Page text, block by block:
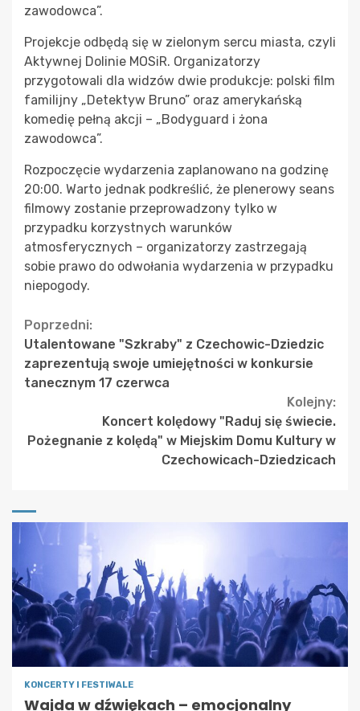
zawodowca”.
Projekcje odbędą się w zielonym sercu miasta, czyli
Aktywnej Dolinie MOSiR. Organizatorzy
przygotowali dla widzów dwie produkcje: polski film
familijny „Detektyw Bruno” oraz amerykańską
komedię pełną akcji – „Bodyguard i żona
zawodowca”.
Rozpoczęcie wydarzenia zaplanowano na godzinę
20:00. Warto jednak podkreślić, że plenerowy seans
filmowy zostanie przeprowadzony tylko w
przypadku korzystnych warunków
atmosferycznych – organizatorzy zastrzegają
sobie prawo do odwołania wydarzenia w przypadku
niepogody.
Continue
Reading
Poprzedni:
Utalentowane "Szkraby" z Czechowic-Dziedzic
zaprezentują swoje umiejętności w konkursie
tanecznym 17 czerwca
Kolejny:
Koncert kolędowy "Raduj się świecie.
Pożegnanie z kolędą" w Miejskim Domu Kultury w
Czechowicach-Dziedzicach
KONCERTY I FESTIWALE
Wajda w dźwiękach – emocjonalny